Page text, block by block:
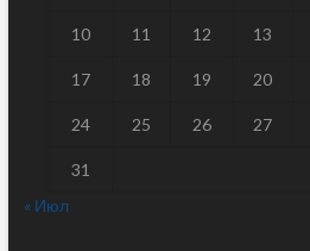
10 11 12 13
17 18 19 20
24 25 26 27
31
« Июл